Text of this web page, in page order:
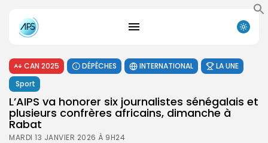
CAN 2025 DÉPÊCHES INTERNATIONAL
LA UNE
Sport
L’AIPS va honorer six journalistes sénégalais et
plusieurs confrères africains, dimanche à
Rabat
MARDI 13 JANVIER 2026 À 9H24